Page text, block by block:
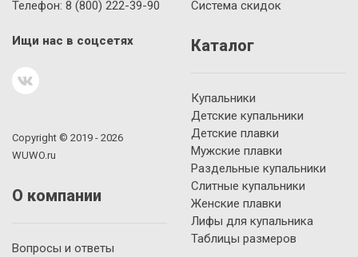
Телефон: 8 (800) 222-39-90
Ищи нас в соцсетях
Copyright © 2019 - 2026
WUWO.ru
О компании
Вопросы и ответы
Система скидок
Каталог
Купальники
Детские купальники
Детские плавки
Мужские плавки
Раздельные купальники
Слитные купальники
Женские плавки
Лифы для купальника
Таблицы размеров